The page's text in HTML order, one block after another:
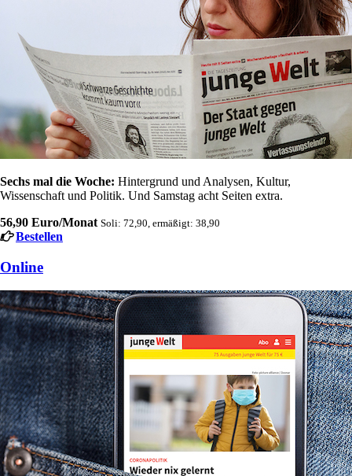
Sechs mal die Woche: Hintergrund und Analysen, Kultur,
Wissenschaft und Politik. Und Samstag acht Seiten extra.
56,90 Euro/Monat Soli: 72,90, ermäßigt: 38,90
Bestellen
Online